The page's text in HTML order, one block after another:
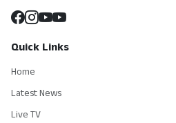
Quick Links
Home
Latest News
Live TV